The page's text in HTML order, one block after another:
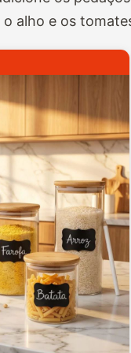
alho e os